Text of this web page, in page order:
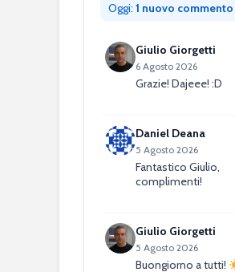
Oggi: 1 nuovo commento
Giulio Giorgetti
6 Agosto 2026
Grazie! Dajeee! :D
Daniel Deana
5 Agosto 2026
Fantastico Giulio,
complimenti!
Giulio Giorgetti
5 Agosto 2026
Buongiorno a tutti!